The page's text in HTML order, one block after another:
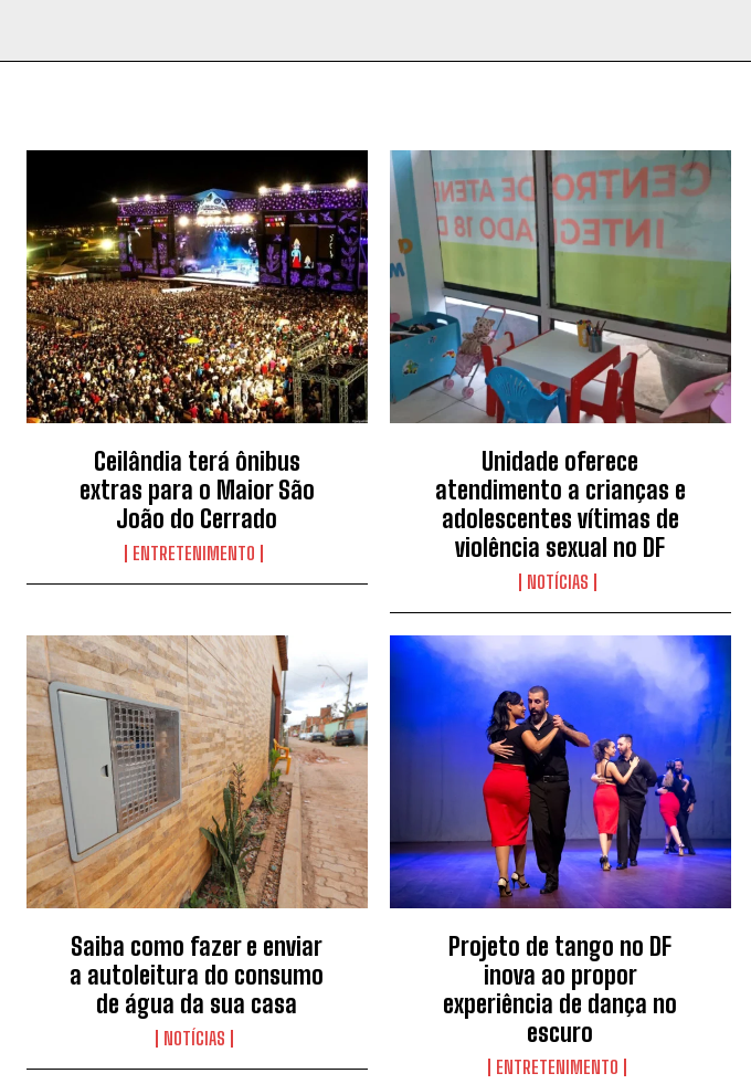
Ceilândia terá ônibus
extras para o Maior São
João do Cerrado
ENTRETENIMENTO
Unidade oferece
atendimento a crianças e
adolescentes vítimas de
violência sexual no DF
NOTÍCIAS
Saiba como fazer e enviar
a autoleitura do consumo
de água da sua casa
NOTÍCIAS
Projeto de tango no DF
inova ao propor
experiência de dança no
escuro
ENTRETENIMENTO